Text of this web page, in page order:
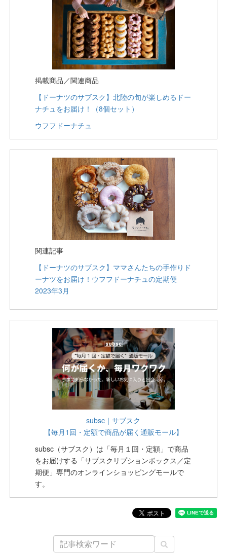
掲載商品／関連商品
【ドーナツのサブスク】北陸の旬が楽しめるドー
ナチュをお届け！（8個セット）
ウフフドーナチュ
関連記事
【ドーナツのサブスク】ママさんたちの手作りド
ーナツをお届け！ウフフドーナチュの定期便
2023年3月
subsc｜サブスク
【毎月1回・定額で商品が届く通販モール】
subsc（サブスク）は「毎月１回・定額」で商品
をお届けする「サブスクリプションボックス／定
期便」専門のオンラインショッピングモールで
す。